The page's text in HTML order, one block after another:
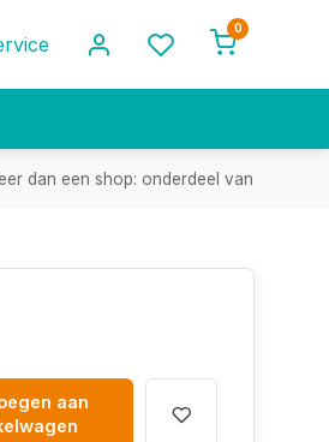
0
dan een shop: onderdeel van een
aan